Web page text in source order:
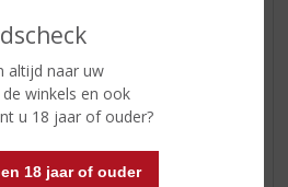
altijd naar uw
winkels en ook
u 18 jaar of ouder?
18 jaar of ouder
geplaatst voor dit product